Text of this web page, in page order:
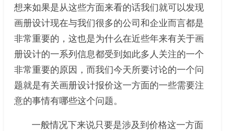
想来如果是从这些方面来看的话我们就可以发现
画册设计现在与我们很多的公司和企业而言都是
非常重要的，这也是为什么在近些年来有关于画
册设计的一系列信息都受到如此多人关注的一个
非常重要的原因，而我们今天所要讨论的一个问
题就是有关画册设计报价这一方面的一些需要注
意的事情有哪些这个问题。
一般情况下来说只要是涉及到价格这一方面